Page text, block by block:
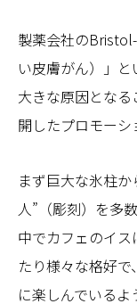
製薬会社の
い皮膚がん）」
大きな原因とな
開したプロモーシ
まず巨大な氷柱
人”（彫刻）を多
中でカフェのイ
たり様々な格好
に楽しんでいるよ